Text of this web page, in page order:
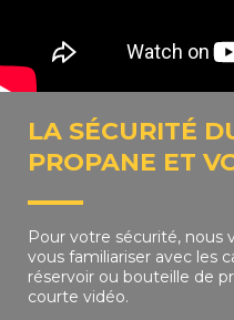
LA SÉCURITÉ
PROPANE ET
Pour votre sécurité, nous
vous familiariser avec les
réservoir ou bouteille de
courte vidéo.